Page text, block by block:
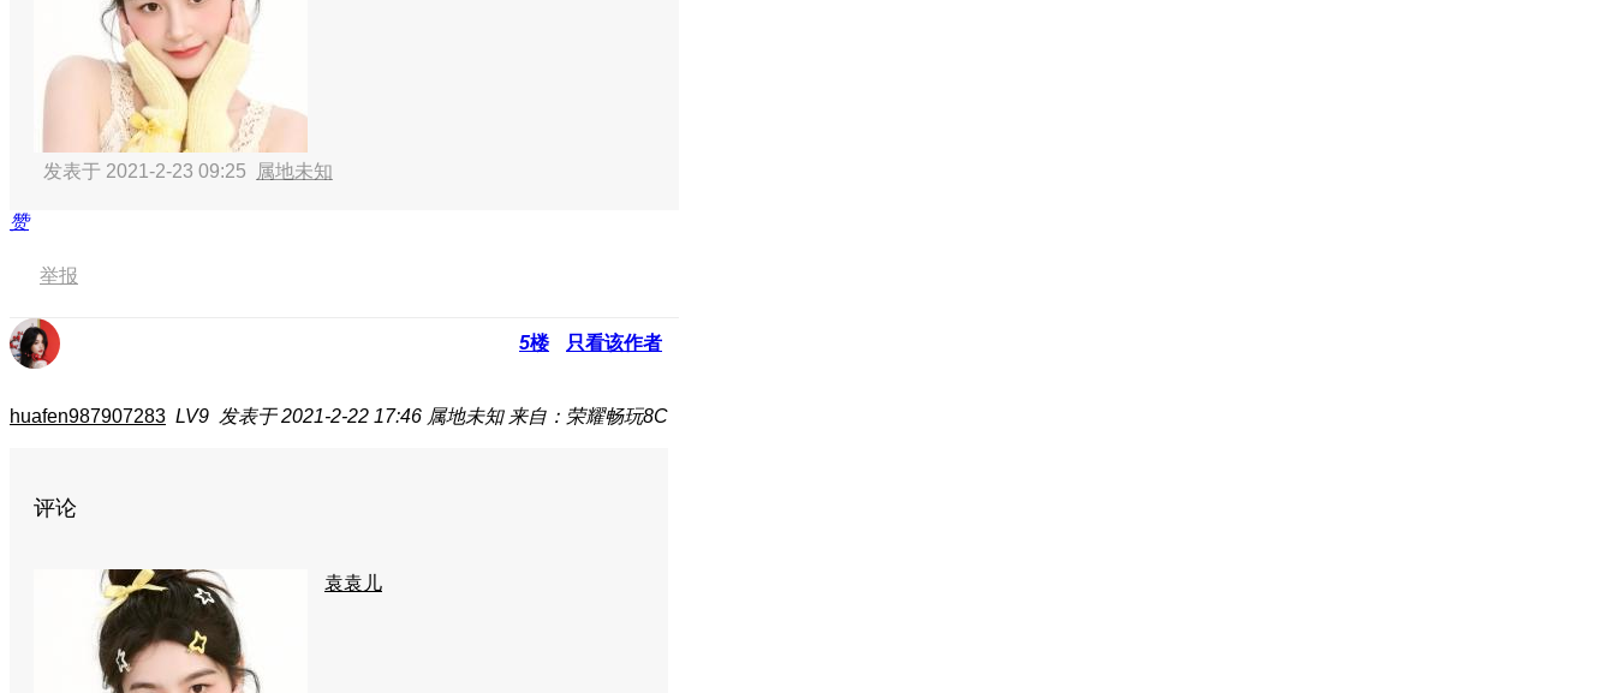
发表于 2021-2-23 09:25 属地未知
赞
举报
5楼 只看该作者
huafen987907283 LV9 发表于 2021-2-22 17:46 属地未知 来自：荣耀畅玩8C
评论
袁袁儿